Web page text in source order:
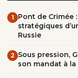
1
Pont de Crimée
stratégiques
Russie
2 Sous pression,
son mandat à